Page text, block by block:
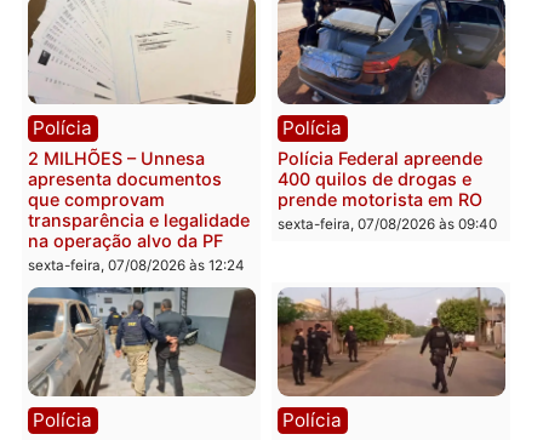
Política
Marcos Rogério apresenta
Plano de Governo com
228 projetos, metas
públicas e
acompanhamento de
resultados
sexta-feira, 07/08/2026 às 18:49
Política
Eleições 2026: Pastor
Evanildo pode ser o
primeiro pastor de
Rondônia na Câmara
Federal
sexta-feira, 07/08/2026 às
Polícia Polícia